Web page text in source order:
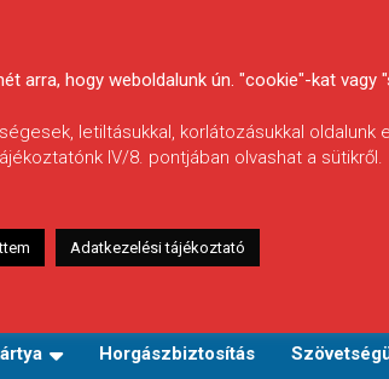
Horgászbiztosítás
arra, hogy weboldalunk ún. "cookie"-kat vagy
letiltásukkal, korlátozásukkal oldalunk
IV/8. pontjában olvashat a sütikről.
Adatkezelési tájékoztató